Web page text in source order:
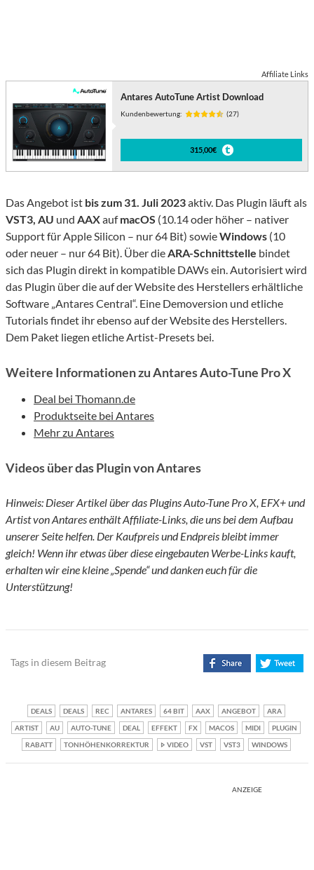
Affiliate Links
Antares AutoTune Artist Download
Kundenbewertung: (27)
315,00€
Das Angebot ist bis zum 31. Juli 2023aktiv. Das Plugin läuft als
VST3, AU und AAXaufmacOS (10.14 oder höher – nativer
Support für Apple Silicon – nur 64 Bit) sowieWindows (10
oder neuer – nur 64 Bit). Über dieARA-Schnittstelle bindet
sich das Plugin direkt in kompatible DAWs ein. Autorisiert wird
das Plugin über die auf der Website des Herstellers erhältliche
Software „Antares Central“. Eine Demoversion und etliche
Tutorials findet ihr ebenso auf der Website des Herstellers.
Dem Paket liegen etliche Artist-Presets bei.
Weitere Informationen zu Antares Auto-Tune Pro X
Deal bei Thomann.de
Produktseite bei Antares
Mehr zu Antares
Videos über das Plugin von Antares
Hinweis: Dieser Artikel über das Plugins Auto-Tune Pro X, EFX+ und
Artist von Antares enthält Affiliate-Links, die uns bei dem Aufbau
unserer Seite helfen. Der Kaufpreis und Endpreis bleibt immer
gleich! Wenn ihr etwas über diese eingebauten Werbe-Links kauft,
erhalten wir eine kleine „Spende“ und danken euch für die
Unterstützung!
Tags in diesem Beitrag
DEALS DEALS REC ANTARES 64 BIT AAX ANGEBOT
ARA
ARTIST
AU AUTO-TUNE DEAL EFFEKT FX MACOS MIDI
PLUGIN
RABATT
TONHÖHENKORREKTUR VIDEO VST VST3 WINDOWS
ANZEIGE